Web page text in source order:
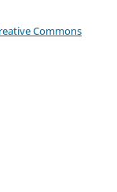
Commons